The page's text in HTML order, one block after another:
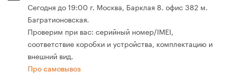
Сегодня до 19:00 г. Москва, Барклая 8. офис 382 м.
Багратионовская.
Проверим при вас: серийный номер/IMEI,
соответствие коробки и устройства, комплектацию и
внешний вид.
Про самовывоз